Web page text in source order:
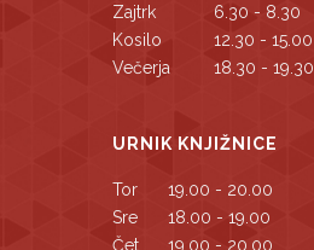
Zajtrk
6.30 - 8.30
Kosilo
12.30 - 15.00
Večerja
18.30 - 19.30
URNIK KNJIŽNICE
Tor
19.00 - 20.00
Sre
18.00 - 19.00
Čet
19.00 - 20.00